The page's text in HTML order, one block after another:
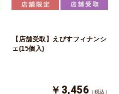
【店舗受取】えびすフィナンシ
ェ(15個入)
￥3,456 （税込）